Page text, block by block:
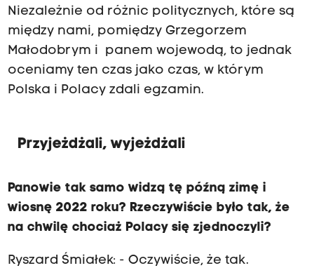
Niezależnie od różnic politycznych, które są
między nami, pomiędzy Grzegorzem
Małodobrym i panem wojewodą, to jednak
oceniamy ten czas jako czas, w którym
Polska i Polacy zdali egzamin.
Przyjeżdżali, wyjeżdżali
Panowie tak samo widzą tę późną zimę i
wiosnę 2022 roku? Rzeczywiście było tak, że
na chwilę chociaż Polacy się zjednoczyli?
Ryszard Śmiałek: - Oczywiście, że tak.